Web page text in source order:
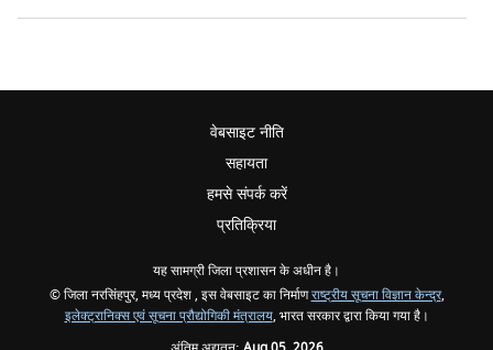
वेबसाइट नीति
सहायता
हमसे संपर्क करें
प्रतिक्रिया
यह सामग्री जिला प्रशासन के अधीन है।
© जिला नरसिंहपुर, मध्य प्रदेश , इस वेबसाइट का निर्माणराष्ट्रीय सूचना विज्ञान केन्द्र,
इलेक्ट्रानिक्स एवं सूचना प्रौद्योगिकी मंत्रालय, भारत सरकार द्वारा किया गया है।